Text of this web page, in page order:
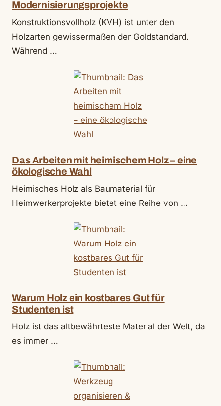
Modernisierungsprojekte
Konstruktionsvollholz (KVH) ist unter den
Holzarten gewissermaßen der Goldstandard.
Während …
Das Arbeiten mit heimischem Holz – eine
ökologische Wahl
Heimisches Holz als Baumaterial für
Heimwerkerprojekte bietet eine Reihe von …
Warum Holz ein kostbares Gut für
Studenten ist
Holz ist das altbewährteste Material der Welt, da
es immer …